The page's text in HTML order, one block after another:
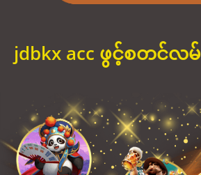
jdbkx acc ဖွင့်စတင်လမ်